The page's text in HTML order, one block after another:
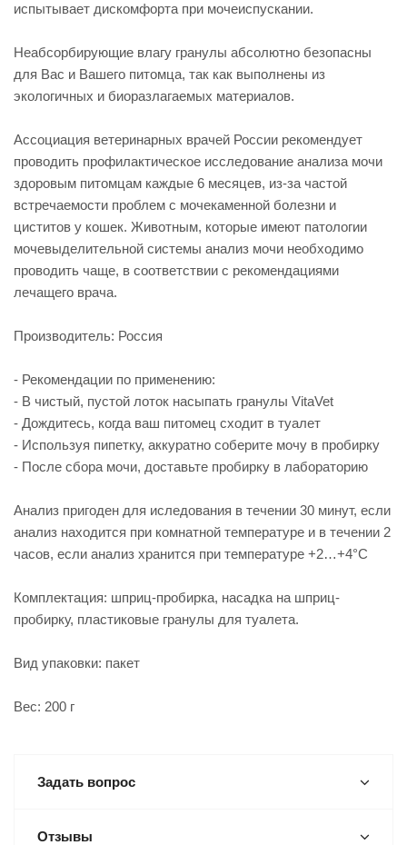
испытывает дискомфорта при мочеиспускании.
Неабсорбирующие влагу гранулы абсолютно безопасны
для Вас и Вашего питомца, так как выполнены из
экологичных и биоразлагаемых материалов.
Ассоциация ветеринарных врачей России рекомендует
проводить профилактическое исследование анализа мочи
здоровым питомцам каждые 6 месяцев, из-за частой
встречаемости проблем с мочекаменной болезни и
циститов у кошек. Животным, которые имеют патологии
мочевыделительной системы анализ мочи необходимо
проводить чаще, в соответствии с рекомендациями
лечащего врача.
Производитель: Россия
- Рекомендации по применению:
- В чистый, пустой лоток насыпать гранулы VitaVet
- Дождитесь, когда ваш питомец сходит в туалет
- Используя пипетку, аккуратно соберите мочу в пробирку
- После сбора мочи, доставьте пробирку в лабораторию
Анализ пригоден для иследования в течении 30 минут, если
анализ находится при комнатной температуре и в течении 2
часов, если анализ хранится при температуре +2…+4°C
Комплектация: шприц-пробирка, насадка на шприц-
пробирку, пластиковые гранулы для туалета.
Вид упаковки: пакет
Вес: 200 г
Задать вопрос
Отзывы